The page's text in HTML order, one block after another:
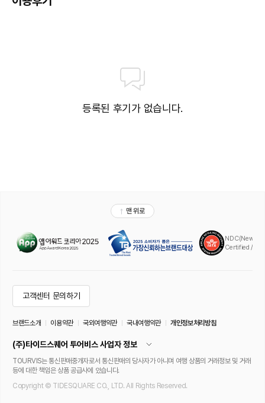
등록된 후기가 없습니다.